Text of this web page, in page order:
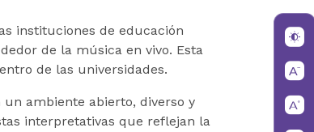
instituciones de educación
de la música en vivo. Esta
de las universidades.
ambiente abierto, diverso y
interpretativas que reflejan la